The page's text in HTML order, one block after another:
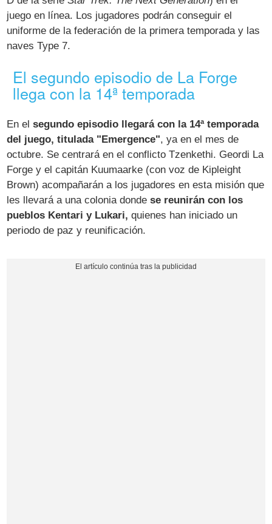
juego en línea. Los jugadores podrán conseguir el
uniforme de la federación de la primera temporada y las
naves Type 7.
El segundo episodio de La Forge
llega con la 14ª temporada
En elsegundo episodio llegará con la 14ª temporada
del juego, titulada "Emergence", ya en el mes de
octubre. Se centrará en el conflicto Tzenkethi. Geordi La
Forge y el capitán Kuumaarke (con voz de Kipleight
Brown) acompañarán a los jugadores en esta misión que
les llevará a una colonia dondese reunirán con los
pueblos Kentari y Lukari, quienes han iniciado un
periodo de paz y reunificación.